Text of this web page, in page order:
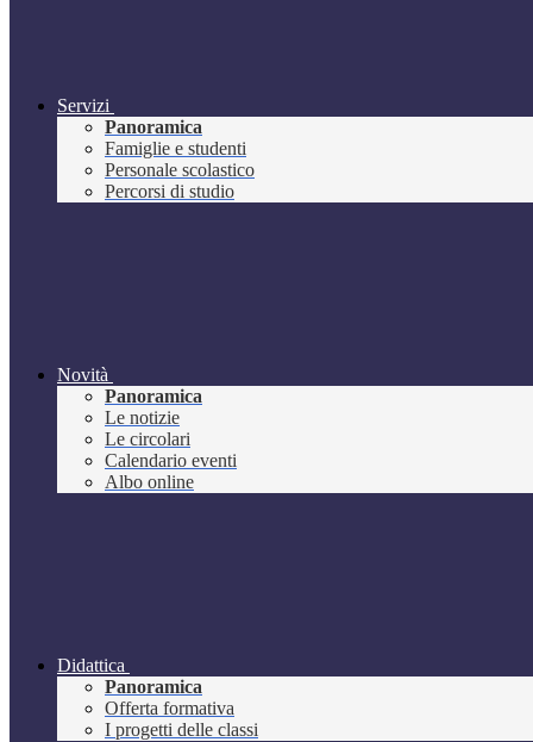
Servizi
Panoramica
Famiglie e studenti
Personale scolastico
Percorsi di studio
Novità
Panoramica
Le notizie
Le circolari
Calendario eventi
Albo online
Didattica
Panoramica
Offerta formativa
I progetti delle classi